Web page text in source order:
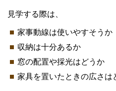
見学する際は、
家事動線は使いやすそうか
収納は十分あるか
窓の配置や採光はどうか
家具を置いたときの広さは